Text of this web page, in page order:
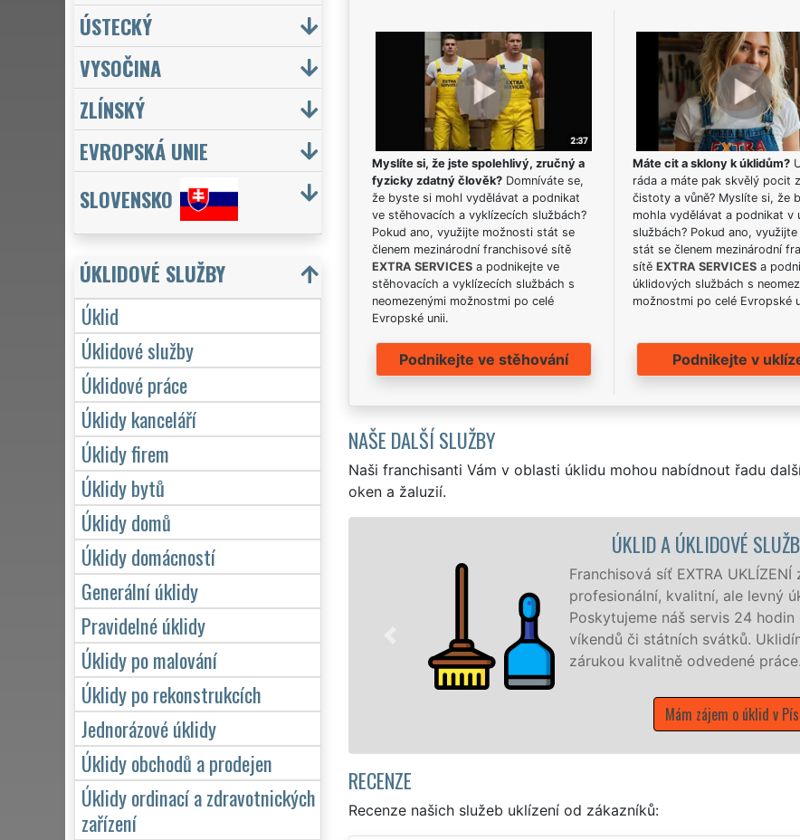
Myslíte si, že jste spolehlivý, zručný a
fyzicky zdatný člověk?Domníváte se,
že byste si mohl vydělávat a podnikat
ve stěhovacích a vyklízecích službách?
Pokud ano, využijte možnosti stát se
členem mezinárodní franchisové sítě
EXTRA SERVICESa podnikejte ve
stěhovacích a vyklízecích službách s
neomezenými možnostmi po celé
Evropské unii.
Podnikejte ve stěhování
Máte cit a sklony k úklidům?
ráda a máte pak skvělý pocit
čistoty a vůně? Myslíte si, že
mohla vydělávat a podnikat v
službách? Pokud ano,
stát se členem mezinárodní
sítě EXTRA SERVICESa
úklidových službách s
možnostmi po celé Evropské
Podnikejte v
NAŠE DALŠÍ SLUŽBY
Naši franchisanti Vám v oblasti úklidu mohou nabídnout řadu
oken a žaluzií.
ÚKLID A ÚKLIDOVÉ SLUŽBY
Franchisová síť EXTRA UKLÍZENÍ
profesionální, kvalitní, ale levný úklid pro
Poskytujeme náš servis 24 hodin denně,
víkendů či státních svátků. Uklidíme vše,
zárukou kvalitně odvedené práce.
Mám zájem o úklid v Písečné
RECENZE
Recenze našich služeb uklízení od zákazníků:
ÚSTECKÝ
VYSOČINA
ZLÍNSKÝ
EVROPSKÁ UNIE
SLOVENSKO
ÚKLIDOVÉ SLUŽBY
Úklid
Úklidové služby
Úklidové práce
Úklidy kanceláří
Úklidy firem
Úklidy bytů
Úklidy domů
Úklidy domácností
Generální úklidy
Pravidelné úklidy
Úklidy po malování
Úklidy po rekonstrukcích
Jednorázové úklidy
Úklidy obchodů a prodejen
Úklidy ordinací a zdravotnických
zařízení